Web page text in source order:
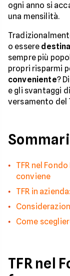
ogni anno si
una mensilità.
o essere
sempre più
propri risparmi
conveniente?
e gli svantaggi
versamento del
TFR nel
conviene
TFR in
Come
TFR nel